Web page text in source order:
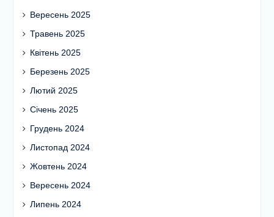
Вересень 2025
Травень 2025
Квітень 2025
Березень 2025
Лютий 2025
Січень 2025
Грудень 2024
Листопад 2024
Жовтень 2024
Вересень 2024
Липень 2024